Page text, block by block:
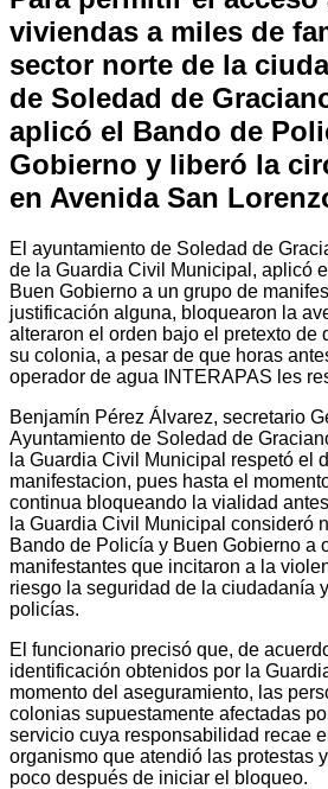
viviendas a miles de
sector norte de la
de Soledad de
aplicó el Bando de
Gobierno y liberó la
en Avenida San
El ayuntamiento de Soledad de
de la Guardia Civil Municipal, aplicó
Buen Gobierno a un grupo de
justificación alguna, bloquearon la
alteraron el orden bajo el pretexto de
su colonia, a pesar de que horas
operador de agua INTERAPAS les
Benjamín Pérez Álvarez, secretario
Ayuntamiento de Soledad de
la Guardia Civil Municipal respetó el
manifestacion, pues hasta el
continua bloqueando la vialidad
la Guardia Civil Municipal consideró
Bando de Policía y Buen Gobierno a
manifestantes que incitaron a la
riesgo la seguridad de la ciudadanía
policías.
El funcionario precisó que, de
identificación obtenidos por la
momento del aseguramiento, las
colonias supuestamente afectadas
servicio cuya responsabilidad recae
organismo que atendió las protestas
poco después de iniciar el bloqueo.